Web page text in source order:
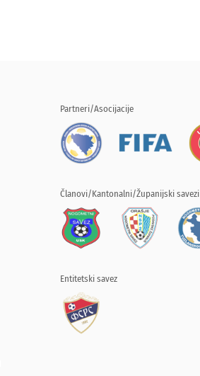
Partneri/Asocijacije
Članovi/Kantonalni/Županijski savezi
Entitetski savez